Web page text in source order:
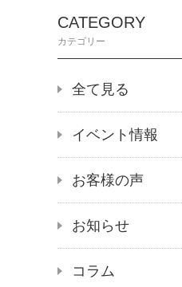
CATEGORY
カテゴリー
全て見る
イベント情報
お客様の声
お知らせ
コラム